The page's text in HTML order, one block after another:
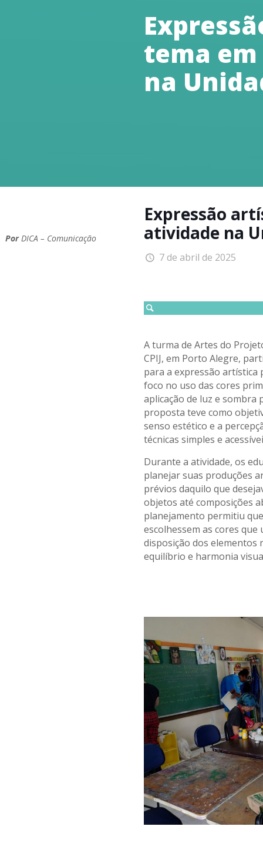
tema
na
Expressão
atividade na
7 de abril de 2025
A turma de Artes do
CPIJ, em Porto Alegre,
para a expressão artística
foco no uso das cores
aplicação de luz e sombra
proposta teve como
senso estético e a
técnicas simples e
Durante a atividade, os
planejar suas produções
prévios daquilo que
objetos até composições
planejamento permitiu
escolhessem as cores
disposição dos elementos
equilíbrio e harmonia
PorDICA – Comunicação